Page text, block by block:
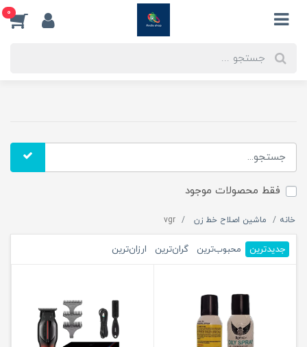
0
فقط محصولات موجود
خانه ماشین اصلاح خط زن vgr
جدیدترین محبوب‌ترین گران‌ترین ارزان‌ترین